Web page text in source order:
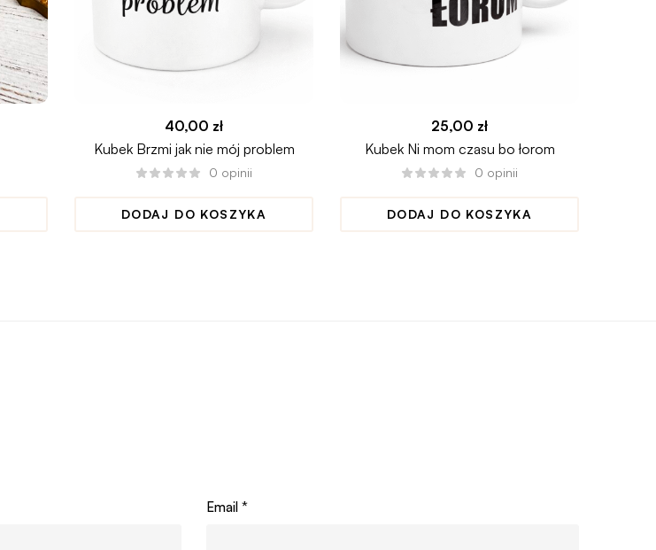
40,00 zł
Kubek Brzmi jak nie mój problem
0 opinii
DODAJ DO KOSZYKA
25,00 zł
Kubek Ni mom czasu bo łorom
0 opinii
DODAJ DO KOSZYKA
Email *